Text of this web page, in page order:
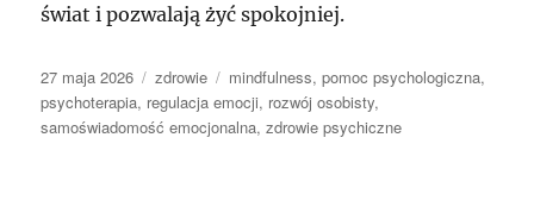
świat i pozwalają żyć spokojniej.
Data
publikacji
27 maja 2026 Kategorie
zdrowie Tagi
mindfulness,pomoc psychologiczna,
psychoterapia, regulacja emocji, rozwój osobisty,
samoświadomość emocjonalna,zdrowie psychiczne